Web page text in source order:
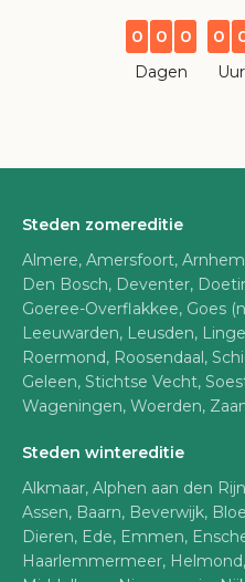
0 0 0
Dagen
0
Uur
Steden zomereditie
Almere, Amersfoort,
Den Bosch, Deventer,
Goeree-Overflakkee, Goes
Leeuwarden, Leusden,
Roermond, Roosendaal,
Geleen, Stichtse Vecht,
Wageningen, Woerden,
Steden wintereditie
Alkmaar, Alphen aan den
Assen, Baarn, Beverwijk,
Dieren, Ede, Emmen,
Haarlemmermeer,